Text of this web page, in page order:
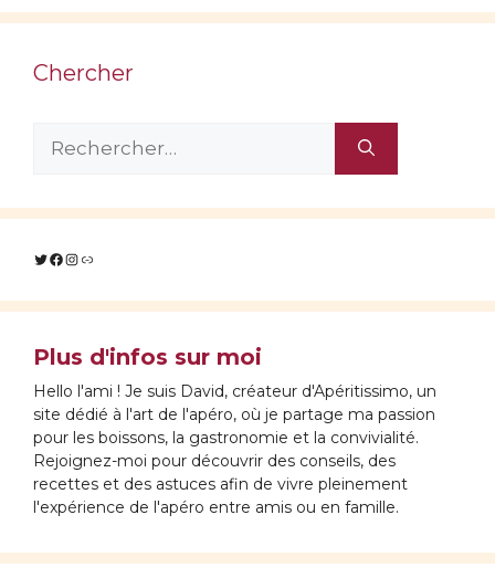
Chercher
Twitter
Facebook
Instagram
Lien
Plus d'infos sur moi
Hello l'ami ! Je suis David, créateur d'Apéritissimo, un
site dédié à l'art de l'apéro, où je partage ma passion
pour les boissons, la gastronomie et la convivialité.
Rejoignez-moi pour découvrir des conseils, des
recettes et des astuces afin de vivre pleinement
l'expérience de l'apéro entre amis ou en famille.